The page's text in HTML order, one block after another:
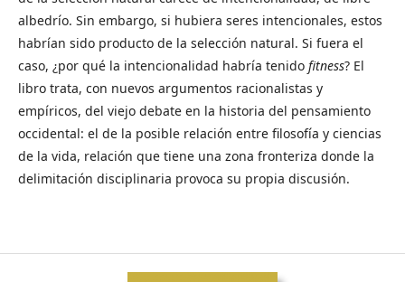
albedrío. Sin embargo, si hubiera seres intencionales, estos
habrían sido producto de la selección natural. Si fuera el
caso, ¿por qué la intencionalidad habría tenido fitness? El
libro trata, con nuevos argumentos racionalistas y
empíricos, del viejo debate en la historia del pensamiento
occidental: el de la posible relación entre filosofía y ciencias
de la vida, relación que tiene una zona fronteriza donde la
delimitación disciplinaria provoca su propia discusión.